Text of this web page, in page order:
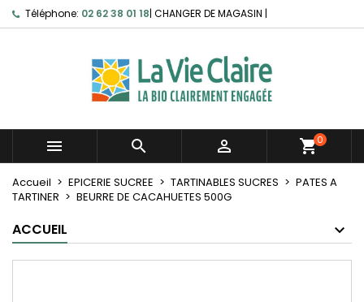
Téléphone: 02 62 38 01 18| CHANGER DE MAGASIN |
   shopping_cart0
Accueil EPICERIE SUCREE TARTINABLES SUCRES
PATES A
TARTINER
BEURRE DE CACAHUETES 500G
ACCUEIL